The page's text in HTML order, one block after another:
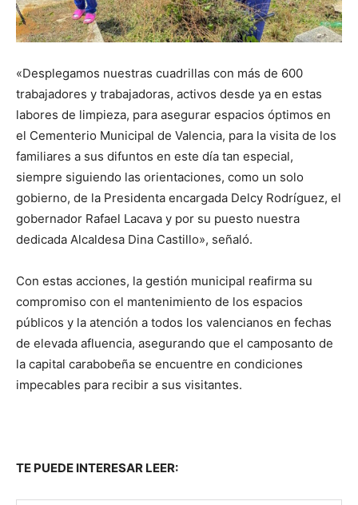
«Desplegamos nuestras cuadrillas con más de 600
trabajadores y trabajadoras, activos desde ya en estas
labores de limpieza, para asegurar espacios óptimos en
el Cementerio Municipal de Valencia, para la visita de los
familiares a sus difuntos en este día tan especial,
siempre siguiendo las orientaciones, como un solo
gobierno, de la Presidenta encargada Delcy Rodríguez, el
gobernador Rafael Lacava y por su puesto nuestra
dedicada Alcaldesa Dina Castillo», señaló.
Con estas acciones, la gestión municipal reafirma su
compromiso con el mantenimiento de los espacios
públicos y la atención a todos los valencianos en fechas
de elevada afluencia, asegurando que el camposanto de
la capital carabobeña se encuentre en condiciones
impecables para recibir a sus visitantes.
TE PUEDE INTERESAR LEER: